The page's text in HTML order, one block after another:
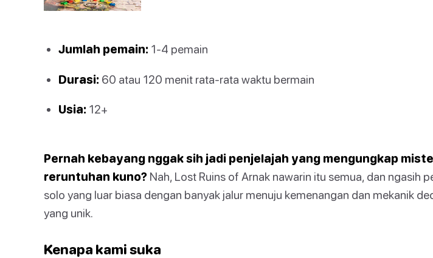
Jumlah pemain: 1-4 pemain
Durasi: 60 atau 120 menit rata-rata waktu bermain
Usia: 12+
Pernah kebayang nggak sih jadi penjelajah yang mengungkap
reruntuhan kuno? Nah, Lost Ruins of Arnak nawarin itu semua, dan ngasih
solo yang luar biasa dengan banyak jalur menuju kemenangan dan mekanik
yang unik.
Kenapa kami suka